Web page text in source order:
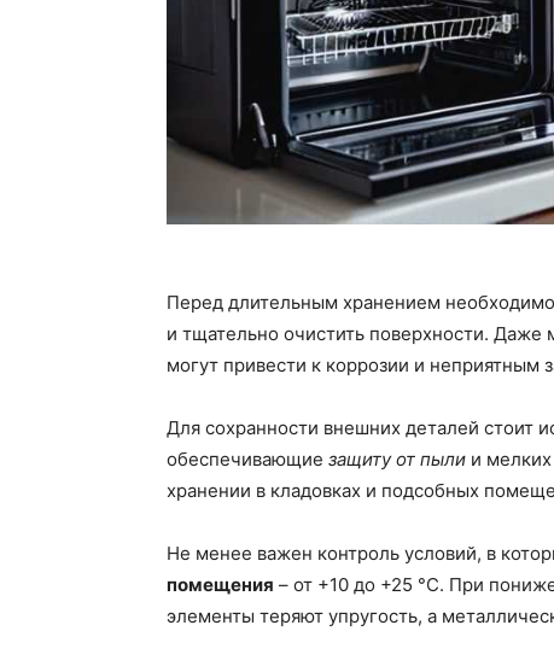
Перед длительным хранением
и тщательно очистить поверхности.
могут привести к коррозии и неприятным
Для сохранности внешних деталей стоит
обеспечивающие защиту от пыли и
хранении в кладовках и подсобных
Не менее важен контроль условий, в
помещения – от +10 до +25 °C. При
элементы теряют упругость, а